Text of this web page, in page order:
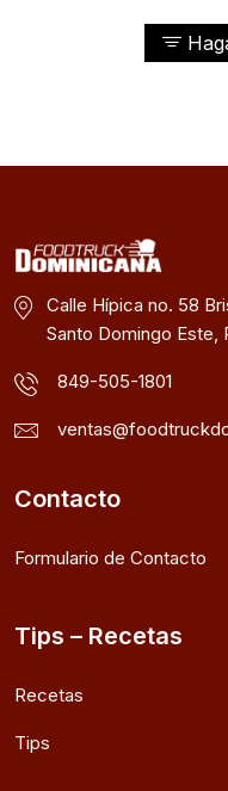
Calle Hípica no. 58
Santo Domingo Este,
849-505-1801
Contacto
Formulario de Contacto
Tips – Recetas
Recetas
Tips